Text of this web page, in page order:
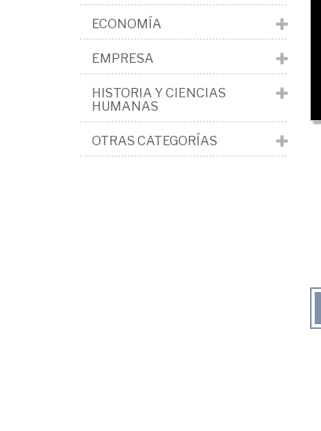
ECONOMÍA
EMPRESA
HISTORIA Y CIENCIAS
HUMANAS
OTRAS CATEGORÍAS